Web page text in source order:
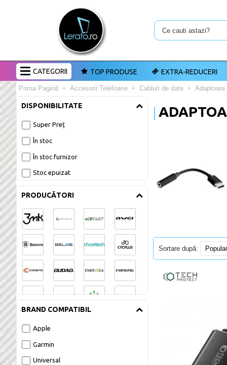
CATEGORII TOP PRODUSE EXTRA-REDUCERI
Prima Pagină Accesorii Telefoane Cabluri de date Adaptoare
DISPONIBILITATE
Super Preț
În stoc
În stoc furnizor
Stoc epuizat
PRODUCĂTORI
BRAND COMPATIBIL
Apple
Garmin
Universal
Sortare după: